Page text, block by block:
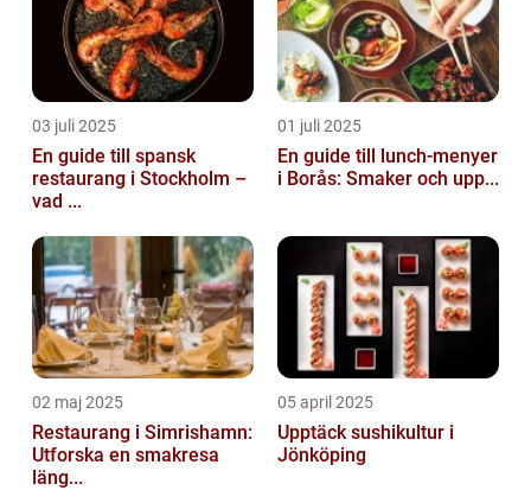
03 juli 2025
En guide till spansk
restaurang i Stockholm –
vad ...
01 juli 2025
En guide till lunch-menyer
i Borås: Smaker och upp...
02 maj 2025
Restaurang i Simrishamn:
Utforska en smakresa
läng...
05 april 2025
Upptäck sushikultur i
Jönköping